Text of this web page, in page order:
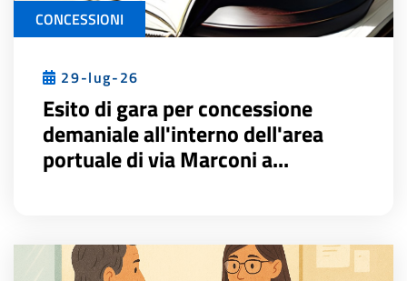
CONCESSIONI
29-lug-26
Esito di gara per concessione
demaniale all'interno dell'area
portuale di via Marconi a...